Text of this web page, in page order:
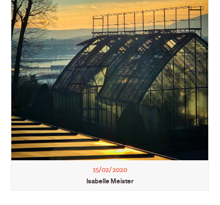
15/02/2020
Isabelle Meister